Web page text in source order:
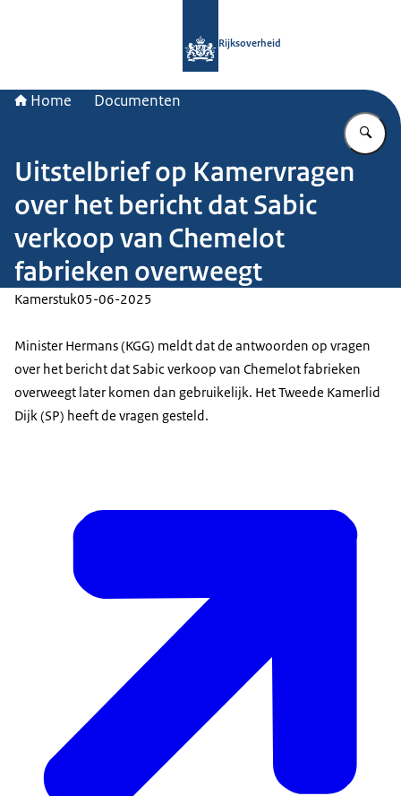
Rijksoverheid
Home Documenten
Uitstelbrief op Kamervragen
over het bericht dat Sabic
verkoop van Chemelot
fabrieken overweegt
Kamerstuk05-06-2025
Minister Hermans (KGG) meldt dat de antwoorden op vragen
over het bericht dat Sabic verkoop van Chemelot fabrieken
overweegt later komen dan gebruikelijk. Het Tweede Kamerlid
Dijk (SP) heeft de vragen gesteld.